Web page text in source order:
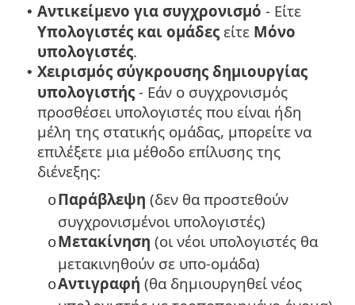
• Αντικείμενο για συγχρονισμό - Είτε
Υπολογιστές και ομάδες είτε Μόνο
υπολογιστές.
• Χειρισμός σύγκρουσης δημιουργίας
υπολογιστής - Εάν ο συγχρονισμός
προσθέσει υπολογιστές που είναι ήδη
μέλη της στατικής ομάδας, μπορείτε να
επιλέξετε μια μέθοδο επίλυσης της
διένεξης:
oΠαράβλεψη (δεν θα προστεθούν
συγχρονισμένοι υπολογιστές)
oΜετακίνηση (οι νέοι υπολογιστές θα
μετακινηθούν σε υπο-ομάδα)
oΑντιγραφή (θα δημιουργηθεί νέος